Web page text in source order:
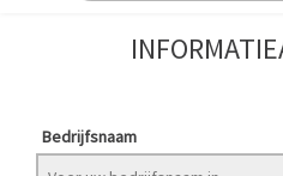
Bedrijfsnaam